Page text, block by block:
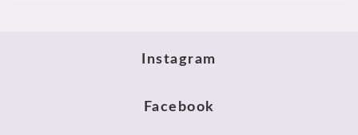
Instagram
Facebook